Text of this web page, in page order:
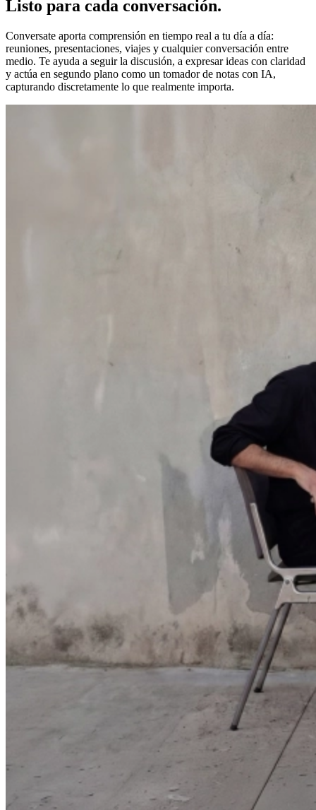
Listo para cada conversación.
Conversate aporta comprensión en tiempo real a tu día a día:
reuniones, presentaciones, viajes y cualquier conversación entre
medio. Te ayuda a seguir la discusión, a expresar ideas con claridad
y actúa en segundo plano como un tomador de notas con IA,
capturando discretamente lo que realmente importa.